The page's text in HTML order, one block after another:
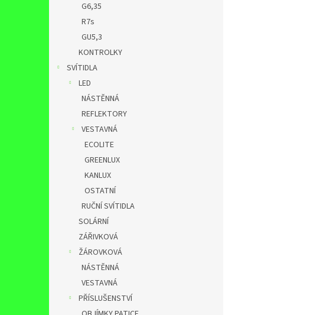
G6,35
R7s
GU5,3
KONTROLKY
SVÍTIDLA
LED
NÁSTĚNNÁ
REFLEKTORY
VESTAVNÁ
ECOLITE
GREENLUX
KANLUX
OSTATNÍ
RUČNÍ SVÍTIDLA
SOLÁRNÍ
ZÁŘIVKOVÁ
ŽÁROVKOVÁ
NÁSTĚNNÁ
VESTAVNÁ
PŘÍSLUŠENSTVÍ